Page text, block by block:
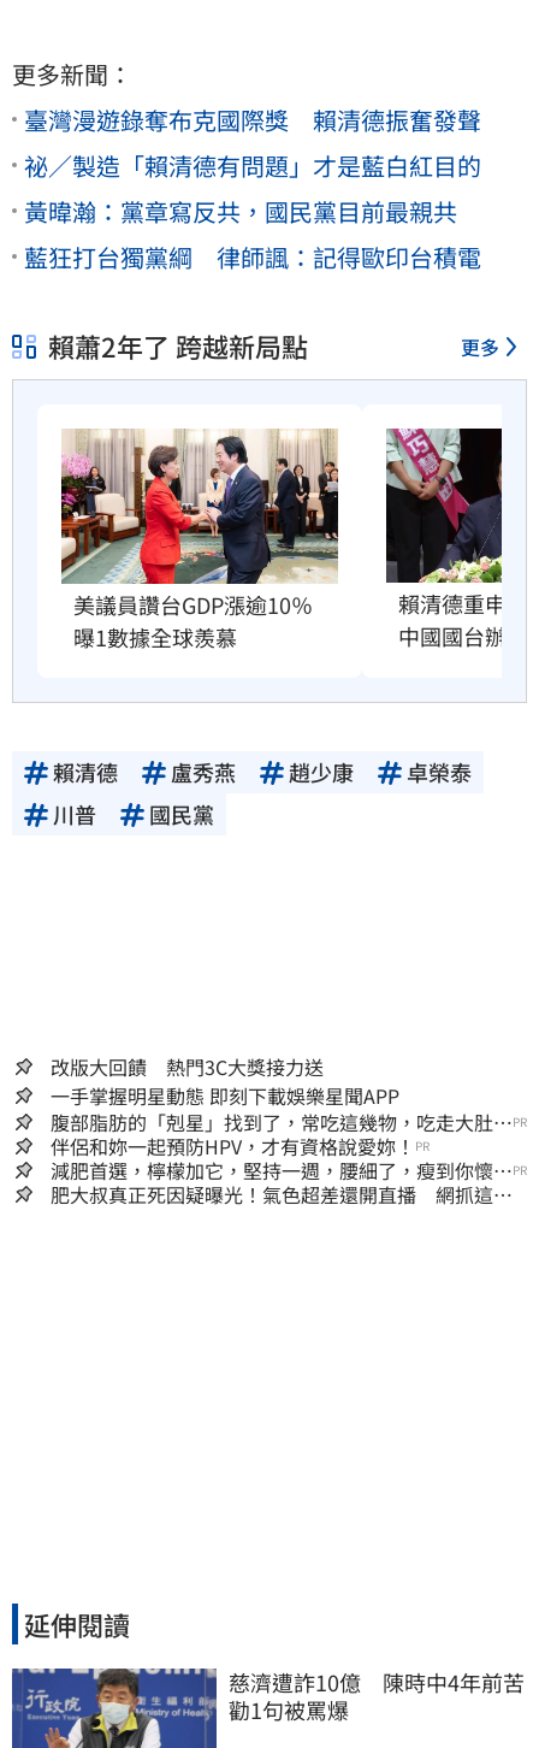
更多新聞：
臺灣漫遊錄奪布克國際獎 賴清德振奮發聲
祕／製造「賴清德有問題」才是藍白紅目的
黃暐瀚：黨章寫反共，國民黨目前最親共
藍狂打台獨黨綱 律師諷：記得歐印台積電
賴蕭2年了 跨越新局點 更多
美議員讚台GDP漲逾10％
曝1數據全球羨慕
賴清德重申
中國國台辦跳
賴清德 盧秀燕 趙少康
卓榮泰
川普
國民黨
改版大回饋 熱門3C大獎接力送
一手掌握明星動態 即刻下載娛樂星聞APP
腹部脂肪的「剋星」找到了，常吃這幾物，吃走大肚
囊，瘦出小蠻腰
PR
伴侶和妳一起預防HPV，才有資格說愛妳！ PR
減肥首選，檸檬加它，堅持一週，腰細了，瘦到你懷疑
人生
PR
肥大叔真正死因疑曝光！氣色超差還開直播 網抓這一
延伸閱讀
慈濟遭詐10億　陳時中4年前苦
勸1句被罵爆